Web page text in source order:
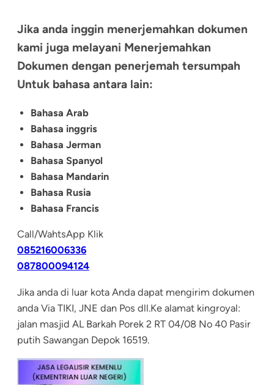
Jika anda inggin menerjemahkan dokumen
kami juga melayani Menerjemahkan
Dokumen dengan penerjemah tersumpah
Untuk bahasa antara lain:
Bahasa Arab
Bahasa inggris
Bahasa Jerman
Bahasa Spanyol
Bahasa Mandarin
Bahasa Rusia
Bahasa Francis
Call/WahtsApp Klik
085216006336
087800094124
Jika anda di luar kota Anda dapat mengirim dokumen
anda Via TIKI, JNE dan Pos dll.Ke alamat kingroyal:
jalan masjid AL Barkah Porek 2 RT 04/08 No 40 Pasir
putih Sawangan Depok 16519.